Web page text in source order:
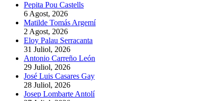
Pepita Pou Castells
6 Agost, 2026
Matilde Tomás Argemí
2 Agost, 2026
Eloy Palau Serracanta
31 Juliol, 2026
Antonio Carreño León
29 Juliol, 2026
José Luis Casares Gay
28 Juliol, 2026
Josep Lombarte Antolí